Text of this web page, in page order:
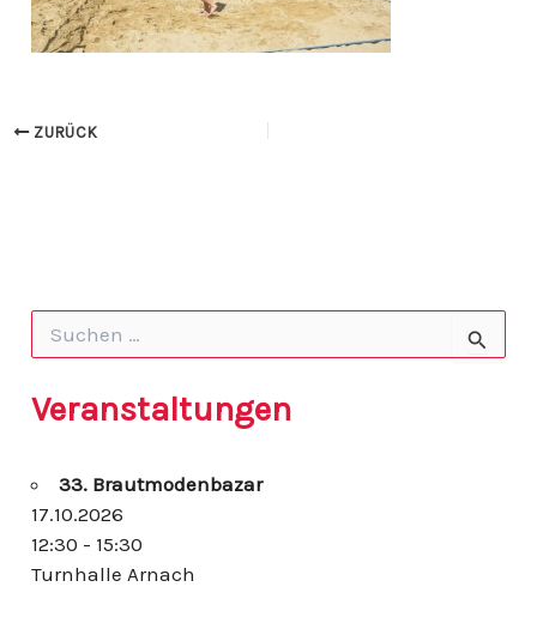
ZURÜCK
h
e
a
c
h
Veranstaltungen
33. Brautmodenbazar
17.10.2026
12:30 - 15:30
Turnhalle Arnach